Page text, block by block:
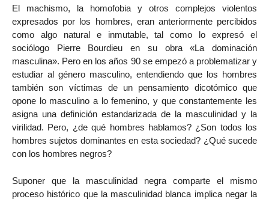
El machismo, la homofobia y otros complejos violentos
expresados por los hombres, eran anteriormente percibidos
como algo natural e inmutable, tal como lo expresó el
sociólogo Pierre Bourdieu en su obra «La dominación
masculina». Pero en los años 90 se empezó a problematizar y
estudiar al género masculino, entendiendo que los hombres
también son víctimas de un pensamiento dicotómico que
opone lo masculino a lo femenino, y que constantemente les
asigna una definición estandarizada de la masculinidad y la
virilidad. Pero, ¿de qué hombres hablamos? ¿Son todos los
hombres sujetos dominantes en esta sociedad? ¿Qué sucede
con los hombres negros?
Suponer que la masculinidad negra comparte el mismo
proceso histórico que la masculinidad blanca implica negar la